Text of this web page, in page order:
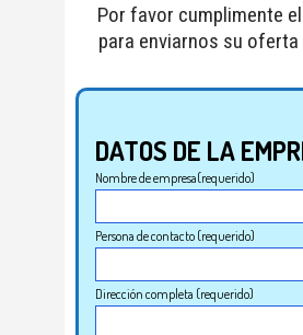
Por favor cumplimente
para enviarnos su oferta
DATOS DE LA
Nombre de empresa(requerido)
Persona de contacto (requerido)
Dirección completa (requerido)